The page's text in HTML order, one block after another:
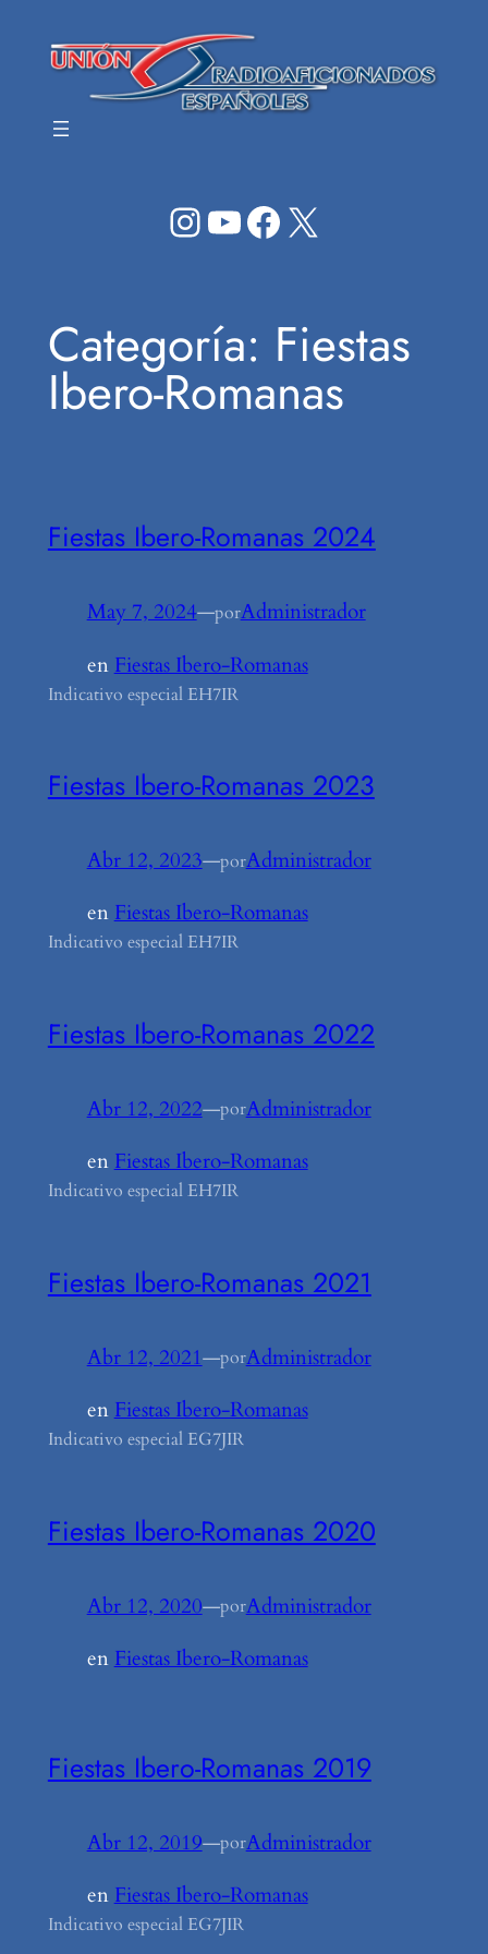
Instagram
YouTube
Facebook
X
Categoría: Fiestas
Ibero-Romanas
Fiestas Ibero-Romanas 2024
May 7, 2024—porAdministrador
en Fiestas Ibero-Romanas
Indicativo especial EH7IR
Fiestas Ibero-Romanas 2023
Abr 12, 2023—porAdministrador
enFiestas Ibero-Romanas
Indicativo especial EH7IR
Fiestas Ibero-Romanas 2022
Abr 12, 2022—porAdministrador
en Fiestas Ibero-Romanas
Indicativo especial EH7IR
Fiestas Ibero-Romanas 2021
Abr 12, 2021—porAdministrador
en Fiestas Ibero-Romanas
Indicativo especial EG7JIR
Fiestas Ibero-Romanas 2020
Abr 12, 2020—porAdministrador
en Fiestas Ibero-Romanas
Fiestas Ibero-Romanas 2019
Abr 12, 2019—porAdministrador
en Fiestas Ibero-Romanas
Indicativo especial EG7JIR